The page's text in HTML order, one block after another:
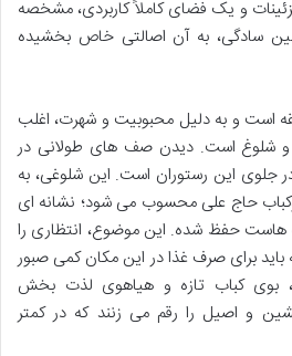
و یک فضای کاملاً کاربردی، مشخصه
سادگی، به آن اصالتی خاص بخشیده
است و به دلیل محبوبیت و شهرت، اغلب
شلوغ است. دیدن صف های طولانی در
جلوی این رستوران است. این شلوغی، به
حاج علی محسوب می شود؛ نشانه ای
هاست حفظ شده. این موضوع، انتظاری را
برای صرف غذا در این مکان کمی صبور
بوی کباب تازه و هیاهوی لذت بخش
و اصیل را رقم می زنند که در کمتر